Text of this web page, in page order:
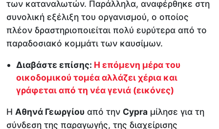
των καταναλωτών. Παράλληλα, αναφέρθηκε στη
συνολική εξέλιξη του οργανισμού, ο οποίος
πλέον δραστηριοποιείται πολύ ευρύτερα από το
παραδοσιακό κομμάτι των καυσίμων.
Διαβάστε επίσης: Η επόμενη μέρα του
οικοδομικού τομέα αλλάζει χέρια και
γράφεται από τη νέα γενιά (εικόνες)
Η Αθηνά Γεωργίου από την Cypra μίλησε για τη
σύνδεση της παραγωγής, της διαχείρισης